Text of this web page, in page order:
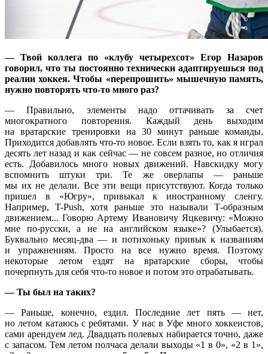
— Твой коллега по «клубу четырехсот» Егор Назаров
говорил, что ты постоянно технически адаптируешься под
реалии хоккея. Чтобы «перепрошить» мышечную память,
нужно повторять что-то много раз?
— Правильно, элементы надо оттачивать за счет
многократного повторения. Каждый день выходим
на вратарские тренировки на 30 минут раньше команды.
Приходится добавлять что-то новое. Если взять то, как я играл
десять лет назад и как сейчас — не совсем разное, но отличия
есть. Добавилось много новых движений. Навскидку могу
вспомнить штуки три. Те же оверлапы — раньше
мы их не делали. Все эти вещи присутствуют. Когда только
пришел в «Югру», привыкал к иностранному сленгу.
Например, T-Push, хотя раньше это называли Т-образным
движением... Говорю Артему Ивановичу Яцкевичу: «Можно
мне по-русски, а не на английском языке»? (Улыбается).
Буквально месяц-два — и потихоньку привык к названиям
и упражнениям. Просто на все нужно время. Поэтому
некоторые летом ездят на вратарские сборы, чтобы
почерпнуть для себя что-то новое и потом это отрабатывать.
— Ты был на таких?
— Раньше, конечно, ездил. Последние лет пять — нет,
но летом катаюсь с ребятами. У нас в Уфе много хоккеистов,
сами арендуем лед. Двадцать полевых набирается точно, даже
с запасом. Тем летом полчаса делали выходы «1 в 0», «2 в 1»,